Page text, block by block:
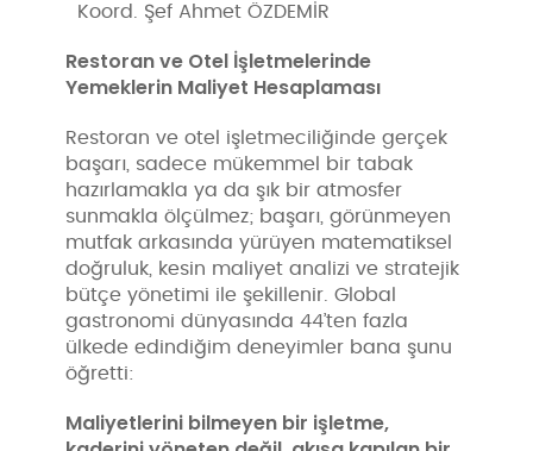
Koord. Şef Ahmet ÖZDEMİR
Restoran ve Otel İşletmelerinde
Yemeklerin Maliyet Hesaplaması
Restoran ve otel işletmeciliğinde gerçek
başarı, sadece mükemmel bir tabak
hazırlamakla ya da şık bir atmosfer
sunmakla ölçülmez; başarı, görünmeyen
mutfak arkasında yürüyen matematiksel
doğruluk, kesin maliyet analizi ve stratejik
bütçe yönetimi ile şekillenir. Global
gastronomi dünyasında 44’ten fazla
ülkede edindiğim deneyimler bana şunu
öğretti:
Maliyetlerini bilmeyen bir işletme,